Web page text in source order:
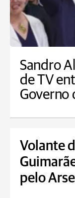
Sandro
de TV
Governo
Volante
pelo